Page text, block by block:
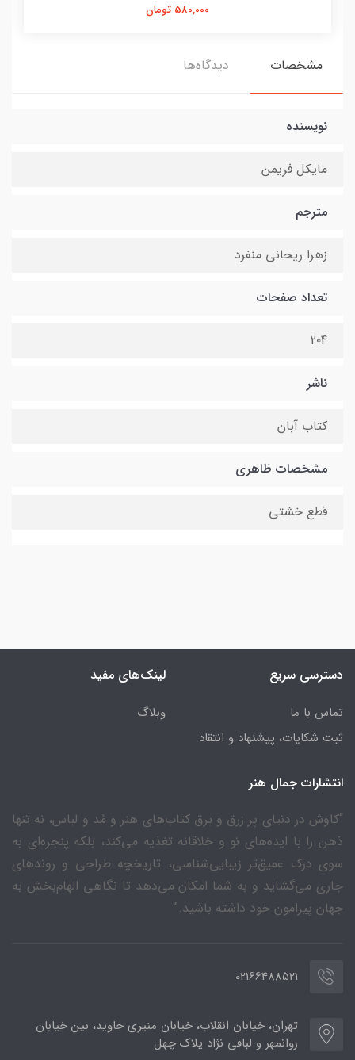
580,000 تومان
مشخصات دیدگاه‌ها
نویسنده
مایکل فریمن
مترجم
زهرا ریحانی منفرد
تعداد صفحات
204
ناشر
کتاب آبان
مشخصات ظاهری
قطع خشتی
دسترسی سریع
تماس با ما
ثبت شکایات، پیشنهاد و انتقاد
لینک‌های مفید
وبلاگ
انتشارات جمال هنر
“کاوش در دنیای پر زرق و برق کتاب‌های هنر و مُد و لباس، نه تنها
ذهن را با ایده‌های نو و خلاقانه تغذیه می‌کند، بلکه پنجره‌ای به
سوی درک عمیق‌تر زیبایی‌شناسی، تاریخچه طراحی و روندهای
جاری می‌گشاید و به شما امکان می‌دهد تا نگاهی الهام‌بخش به
جهان پیرامون خود داشته باشید.”
02166488521
تهران، خیابان انقلاب، خیابان منیری جاوید، بین خیابان
روانمهر و لبافی نژاد پلاک چهل